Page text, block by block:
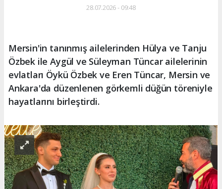
28.07.2026 - 09:48
Mersin'in tanınmış ailelerinden Hülya ve Tanju
Özbek ile Aygül ve Süleyman Tüncar ailelerinin
evlatları Öykü Özbek ve Eren Tüncar, Mersin ve
Ankara'da düzenlenen görkemli düğün töreniyle
hayatlarını birleştirdi.